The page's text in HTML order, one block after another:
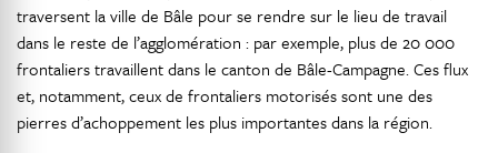
traversent la ville de Bâle pour se rendre sur le lieu de travail
dans le reste de l’agglomération : par exemple, plus de 20 000
frontaliers travaillent dans le canton de Bâle-Campagne. Ces flux
et, notamment, ceux de frontaliers motorisés sont une des
pierres d’achoppement les plus importantes dans la région.